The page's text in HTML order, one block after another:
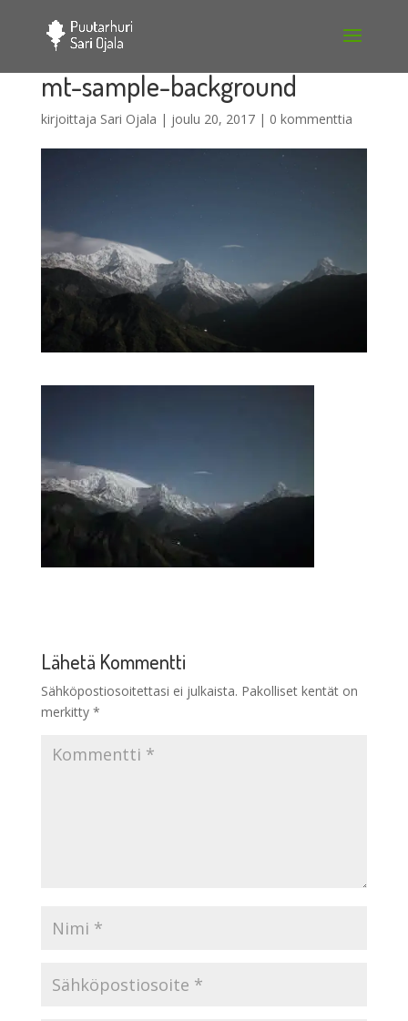
mt-sample-background
kirjoittaja Sari Ojala | joulu 20, 2017| 0 kommenttia
Lähetä Kommentti
Sähköpostiosoitettasi ei julkaista. Pakolliset kentät on
merkitty *